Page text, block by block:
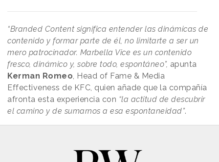
“Branded Content significa entender las dinámicas de
contenido y formar parte de él, no limitarte a ser un
mero patrocinador. Marbella Vice es un contenido
fresco, dinámico y, sobre todo, espontáneo”, apunta
Kerman Romeo , Head of Fame & Media
Effectiveness de KFC, quien añade que la compañía
afronta esta experiencia con “la actitud de descubrir
el camino y de sumarnos a esa espontaneidad”.